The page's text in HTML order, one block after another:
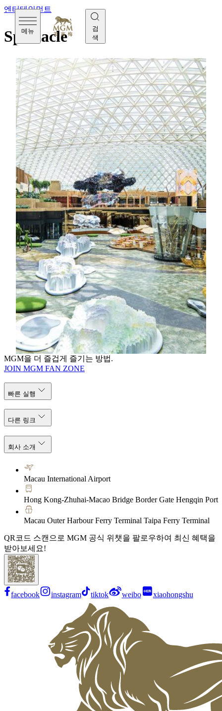
메뉴
검
색
엔터테인먼트
Spectacle
호텔 중심지의 넓은 공간에 위치한 The Spectacle은 혁
신적인 새기술과 자연 예술을 결합하여 LED스크린으
로 손님들께 웅장한 대자연을 보여드리고 관객의 동작,
날씨, 시간 또는 계절에 따라 변화하여 끊임없이 진화하
고 성장하는 자연 식물과 결합하여 형언할 수 없는 놀라
움을 만들어 드립니다.
The Spectacle는 MGM이 세계적으로 유명한 예술가 및
“National Geographic” 사진사 Joel Sartore, Magda Indigo,
Garth Williams, Rob Kesseler, Wolfgang Stuppy와 협력하
여 창작한 세계에서 가장 큰 실내 영구 LED 스크린을
가지고 있습니다. 예술가들이 유네스코 세계유산에 등
재된 중국의 여러 명승지를 포함해 세계 각지의 아름다
운 풍경을 선보이는 플랫폼으로, 세계를 중국으로 중국
을 세계로 불러드리는 것을 목표로 하고 있습니다. 이
작품은 자연, 예술, 음악, 언어 및 문화의 요소를 혼합하
여 다양한 관점에서 세상을 탐색하도록 영감을 줍니다.
The Spectacle의 실내 화원 “Nature’s Art”에는 마카오, 중
국 대륙 및 18개 나라에서 온 총 2,000종 이상의 식물
100,000그루를 넘게 심었고, 일반적인 품종부터 희귀한
품종까지 삼라만상으로 발길을 멈추고 그 충격을 멈추
고 느낄 수 있습니다. 또한 Hong Kong과 유럽의 식물원
종자 은행에서 멸종된 몇 가지 품종을 가져와 Nature’s
Art에 심었습니다.
MGM을 더 즐겁게 즐기는 방법.
JOIN MGM FAN ZONE
빠른 실행
다른 링크
회사 소개
Macau International Airport
Hong Kong-Zhuhai-Macao Bridge Border Gate Hengqin Port
Macau Outer Harbour Ferry Terminal Taipa Ferry Terminal
QR코드 스캔으로 MGM 공식 위챗을 팔로우하여 최신 혜택을
받아보세요!
facebook instagram tiktok weibo xiaohongshu